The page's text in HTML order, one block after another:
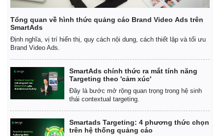
Kinh tế
Bất động sản
Khởi nghiệp
Giá vàng
Tỷ giá
Chứng khoán
Giá cà phê
Tổng quan về hình thức quảng cáo Brand Video Ads trên
SmartAds
Định nghĩa, vị trí hiển thị, quy cách nội dung, cách thiết lập và tối ưu
Brand Video Ads.
SmartAds chính thức ra mắt tính năng
Targeting theo 'cảm xúc'
Đây là bước mở rộng quan trọng trong hệ sinh
thái contextual targeting.
Smartads Targeting: 4 phương thức chọn
trên hệ thống quảng cáo